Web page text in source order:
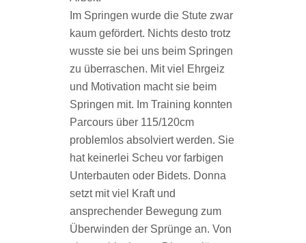
Im Springen wurde die Stute zwar
kaum gefördert. Nichts desto trotz
wusste sie bei uns beim Springen
zu überraschen. Mit viel Ehrgeiz
und Motivation macht sie beim
Springen mit. Im Training konnten
Parcours über 115/120cm
problemlos absolviert werden. Sie
hat keinerlei Scheu vor farbigen
Unterbauten oder Bidets. Donna
setzt mit viel Kraft und
ansprechender Bewegung zum
Überwinden der Sprünge an. Von